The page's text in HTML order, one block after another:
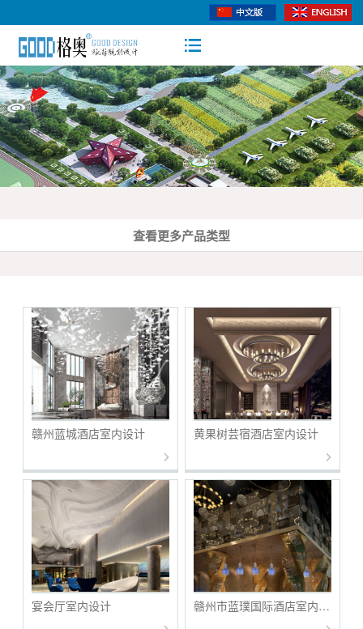
查看更多产品类型
赣州蓝城酒店室内设计 黄果树芸宿酒店室内设计
宴会厅室内设计 赣州市蓝璞国际酒店室内设计